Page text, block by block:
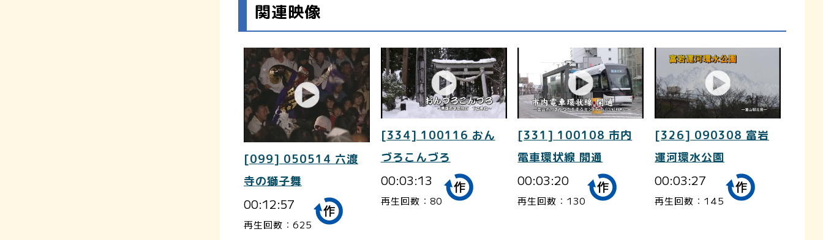
関連映像
[099] 050514 六渡
寺の獅子舞
00:12:57
再生回数：625
[334] 100116 おん
づろこんづろ
00:03:13
再生回数：80
[331] 100108 市内
電車環状線 開通
00:03:20
再生回数：130
[326] 090308 富岩
運河環水公園
00:03:27
再生回数：145